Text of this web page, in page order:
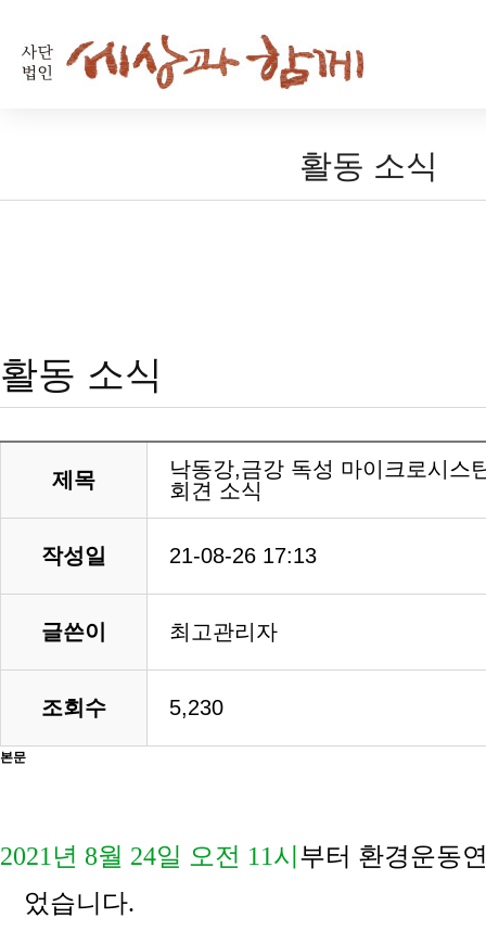
활동 소식
활동 소식
제목
낙동강,금강 독성 마이크로시스
회견 소식
작성일 21-08-26 17:13
글쓴이 최고관리자
조회수 5,230
본문
2021 년 8월 24일 오전 11시 부터 환경운동
었습니다.